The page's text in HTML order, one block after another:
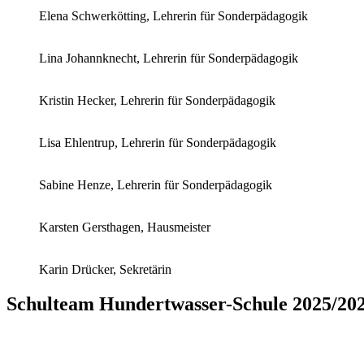
Elena Schwerkötting, Lehrerin für Sonderpädagogik
Lina Johannknecht, Lehrerin für Sonderpädagogik
Kristin Hecker, Lehrerin für Sonderpädagogik
Lisa Ehlentrup, Lehrerin für Sonderpädagogik
Sabine Henze, Lehrerin für Sonderpädagogik
Karsten Gersthagen, Hausmeister
Karin Drücker, Sekretärin
Schulteam Hundertwasser-Schule 2025/